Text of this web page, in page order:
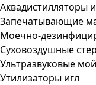
Аквадистилляторы
Запечатывающие
Моечно-
Суховоздушные
Ультразвуковые
Утилизаторы игл